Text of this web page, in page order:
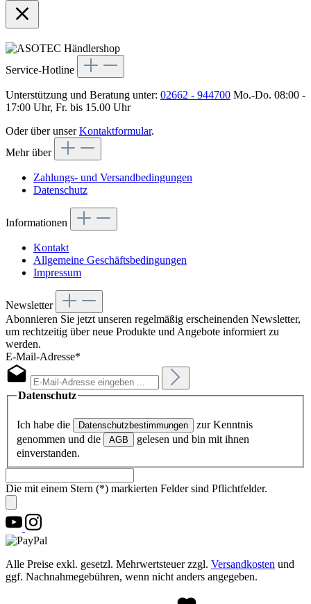
Service-Hotline
Unterstützung und Beratung unter: 02662 - 944700 Mo.-Do. 08:00 -
17:00 Uhr, Fr. bis 15.00 Uhr
Oder über unserKontaktformular.
Mehr über
Zahlungs- und Versandbedingungen
Datenschutz
Informationen
Kontakt
Allgemeine Geschäftsbedingungen
Impressum
Newsletter
Abonnieren Sie jetzt unseren regelmäßig erscheinenden Newsletter,
um rechtzeitig über neue Produkte und Angebote informiert zu
werden.
E-Mail-Adresse*
Datenschutz
Ich habe die Datenschutzbestimmungen
zur Kenntnis
genommen und die
AGB
gelesen und bin mit ihnen
einverstanden.
Die mit einem Stern (*) markierten Felder sind Pflichtfelder.
Alle Preise exkl. gesetzl. Mehrwertsteuer zzgl. Versandkosten und
ggf. Nachnahmegebühren, wenn nicht anders angegeben.